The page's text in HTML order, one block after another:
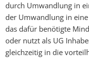
durch Umwandlung in
der Umwandlung in
das dafür benötigte
oder nutzt als UG
gleichzeitig in die